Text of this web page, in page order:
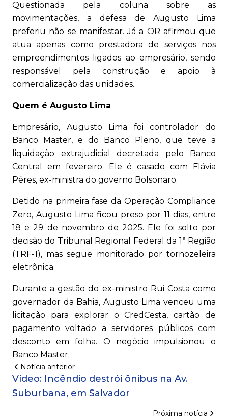
Questionada pela coluna sobre as
movimentações, a defesa de Augusto Lima
preferiu não se manifestar. Já a OR afirmou que
atua apenas como prestadora de serviços nos
empreendimentos ligados ao empresário, sendo
responsável pela construção e apoio à
comercialização das unidades.
Quem é Augusto Lima
Empresário, Augusto Lima foi controlador do
Banco Master, e do Banco Pleno, que teve a
liquidação extrajudicial decretada pelo Banco
Central em fevereiro. Ele é casado com Flávia
Péres, ex-ministra do governo Bolsonaro.
Detido na primeira fase da Operação Compliance
Zero, Augusto Lima ficou preso por 11 dias, entre
18 e 29 de novembro de 2025. Ele foi solto por
decisão do Tribunal Regional Federal da 1ª Região
(TRF-1), mas segue monitorado por tornozeleira
eletrônica.
Durante a gestão do ex-ministro Rui Costa como
governador da Bahia, Augusto Lima venceu uma
licitação para explorar o CredCesta, cartão de
pagamento voltado a servidores públicos com
desconto em folha. O negócio impulsionou o
Banco Master.
Notícia anterior
Vídeo: Incêndio destrói ônibus na Av.
Suburbana, em Salvador
Próxima notícia